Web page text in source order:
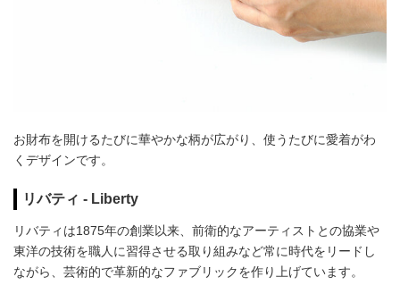
お財布を開けるたびに華やかな柄が広がり、使うたびに愛着がわ
くデザインです。
リバティ - Liberty
リバティは1875年の創業以来、前衛的なアーティストとの協業や
東洋の技術を職人に習得させる取り組みなど常に時代をリードし
ながら、芸術的で革新的なファブリックを作り上げています。